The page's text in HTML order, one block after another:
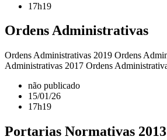
17h19
Ordens Administrativas
Ordens Administrativas 2019 Ordens
Administrativas 2017 Ordens
não publicado
15/01/26
17h19
Portarias Normativas 2013